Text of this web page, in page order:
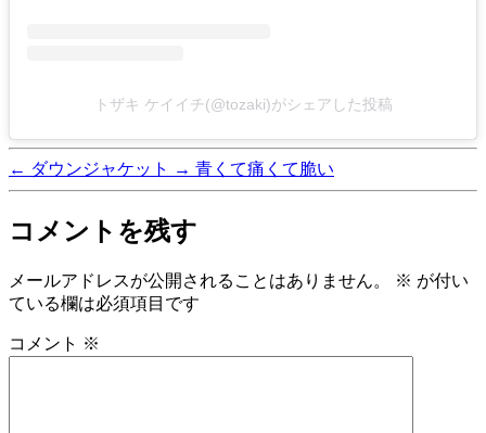
トザキ ケイイチ(@tozaki)がシェアした投稿
← ダウンジャケット → 青くて痛くて脆い
コメントを残す
メールアドレスが公開されることはありません。 ※ が付い
ている欄は必須項目です
コメント ※